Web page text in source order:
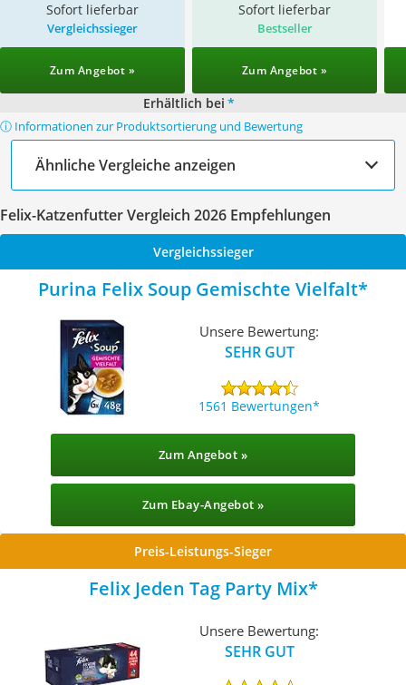
Sofort lieferbar Sofort lieferbar
Vergleichssieger
Zum Angebot »
Bestseller
Zum Angebot »
Erhältlich bei *
ⓘ Informationen zur Produktsortierung und Bewertung
Ähnliche Vergleiche anzeigen
Felix-Katzenfutter Vergleich 2026 Empfehlungen
Vergleichssieger
Purina Felix Soup Gemischte Vielfalt
Unsere Bewertung:
SEHR GUT
1561 Bewertungen
Zum Angebot »
Zum Ebay-Angebot »
Preis-Leistungs-Sieger
Felix Jeden Tag Party Mix
Unsere Bewertung:
SEHR GUT